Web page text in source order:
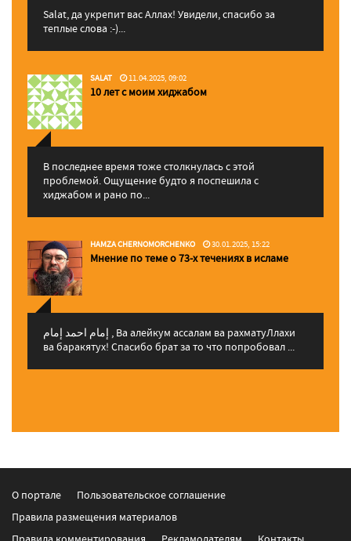
Salat, да укрепит вас Аллаx! Увидели, спасибо за
теплые слова :-)...
SALAT 11.04.2025, 09:02
10 лет с моим хиджабом
В последнее время тоже столкнулась с этой
проблемой. Ощущение будто я поспешила с
хиджабом и рано по...
HAMZA CHERNOMORCHENKO 30.01.2025, 15:22
Мнение по теме о 73-х течениях в исламе
إمام احمد إمام , Ва алейкум ассалам ва рахматуЛлахи
ва баракятух! Спасибо брат за то что попробовал ...
О портале
Пользовательское соглашение
Правила размещения материалов